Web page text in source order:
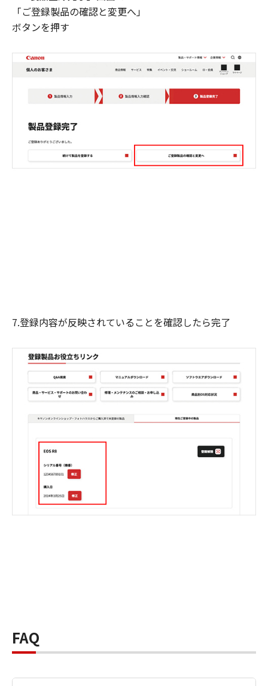
「ご登録製品の確認と変更へ」
ボタンを押す
7.登録内容が反映されていることを確認したら完了
FAQ